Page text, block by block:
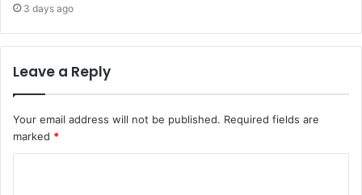
3 days ago
Leave a Reply
Your email address will not be published. Required fields are
marked *